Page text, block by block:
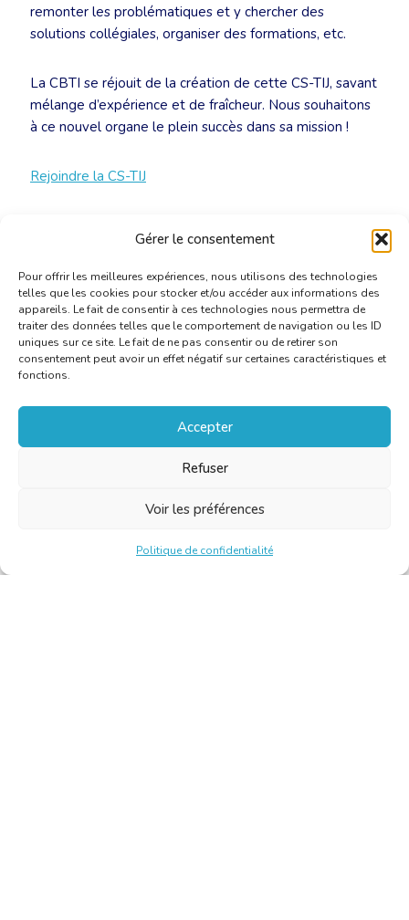
Gérer le consentement
Pour offrir les meilleures expériences, nous utilisons des technologies
telles que les cookies pour stocker et/ou accéder aux informations des
appareils. Le fait de consentir à ces technologies nous permettra de
traiter des données telles que le comportement de navigation ou les ID
uniques sur ce site. Le fait de ne pas consentir ou de retirer son
consentement peut avoir un effet négatif sur certaines caractéristiques et
fonctions.
Accepter
Refuser
Voir les préférences
Politique de confidentialité
remonter les problématiques et y chercher des
solutions collégiales, organiser des formations, etc.
La CBTI se réjouit de la création de cette CS-TIJ, savant
mélange d’expérience et de fraîcheur. Nous souhaitons
à ce nouvel organe le plein succès dans sa mission !
Rejoindre la CS-TIJ